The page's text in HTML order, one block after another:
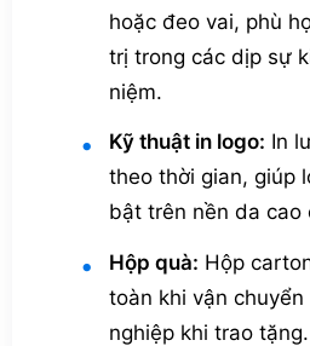
hoặc đeo vai, phù
trị trong các dịp sự
niệm.
Kỹ thuật in logo: In
theo thời gian, giúp
bật trên nền da cao
Hộp quà: Hộp
toàn khi vận
nghiệp khi trao tặng.